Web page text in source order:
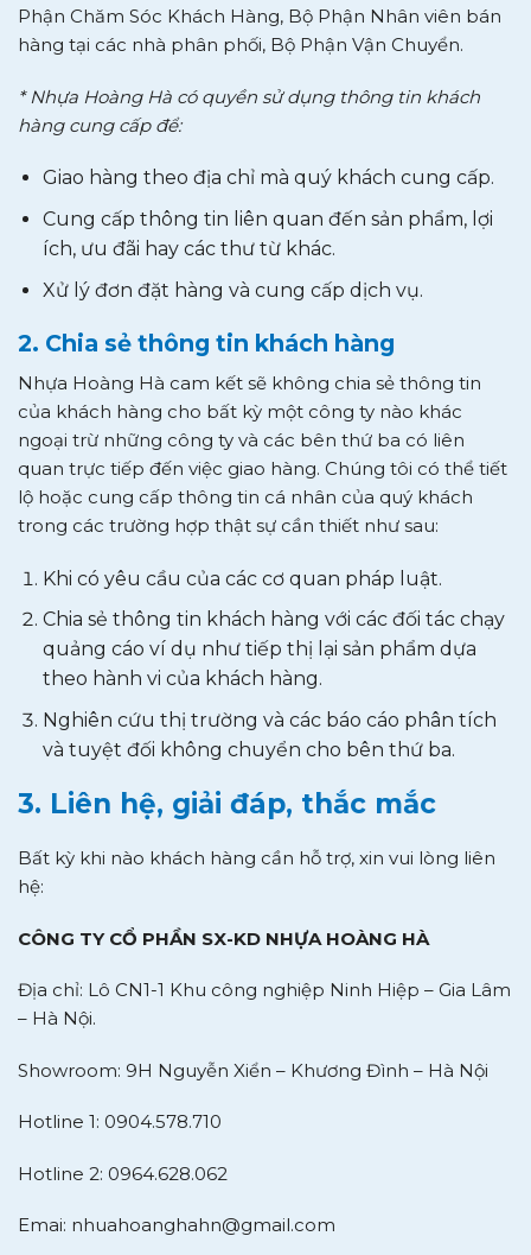
Phận Chăm Sóc Khách Hàng, Bộ Phận Nhân viên bán
hàng tại các nhà phân phối, Bộ Phận Vận Chuyển.
* Nhựa Hoàng Hà có quyền sử dụng thông tin khách
hàng cung cấp để:
Giao hàng theo địa chỉ mà quý khách cung cấp.
Cung cấp thông tin liên quan đến sản phẩm, lợi
ích, ưu đãi hay các thư từ khác.
Xử lý đơn đặt hàng và cung cấp dịch vụ.
2. Chia sẻ thông tin khách hàng
Nhựa Hoàng Hà cam kết sẽ không chia sẻ thông tin
của khách hàng cho bất kỳ một công ty nào khác
ngoại trừ những công ty và các bên thứ ba có liên
quan trực tiếp đến việc giao hàng. Chúng tôi có thể tiết
lộ hoặc cung cấp thông tin cá nhân của quý khách
trong các trường hợp thật sự cần thiết như sau:
Khi có yêu cầu của các cơ quan pháp luật.
Chia sẻ thông tin khách hàng với các đối tác chạy
quảng cáo ví dụ như tiếp thị lại sản phẩm dựa
theo hành vi của khách hàng.
Nghiên cứu thị trường và các báo cáo phân tích
và tuyệt đối không chuyển cho bên thứ ba.
3. Liên hệ, giải đáp, thắc mắc
Bất kỳ khi nào khách hàng cần hỗ trợ, xin vui lòng liên
hệ:
CÔNG TY CỔ PHẦN SX-KD NHỰA HOÀNG HÀ
Địa chỉ: Lô CN1-1 Khu công nghiệp Ninh Hiệp – Gia Lâm
– Hà Nội.
Showroom: 9H Nguyễn Xiển – Khương Đình – Hà Nội
Hotline 1: 0904.578.710
Hotline 2: 0964.628.062
Emai: nhuahoanghahn@gmail.com